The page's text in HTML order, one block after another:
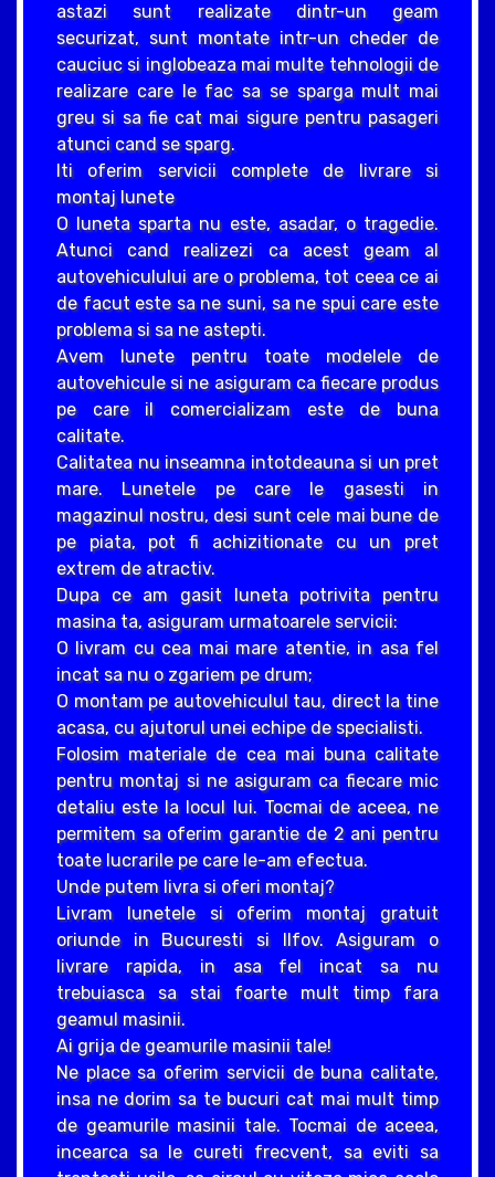
astazi sunt realizate dintr-un geam
securizat, sunt montate intr-un cheder de
cauciuc si inglobeaza mai multe tehnologii de
realizare care le fac sa se sparga mult mai
greu si sa fie cat mai sigure pentru pasageri
atunci cand se sparg.
Iti oferim servicii complete de livrare si
montaj lunete
O luneta sparta nu este, asadar, o tragedie.
Atunci cand realizezi ca acest geam al
autovehiculului are o problema, tot ceea ce ai
de facut este sa ne suni, sa ne spui care este
problema si sa ne astepti.
Avem lunete pentru toate modelele de
autovehicule si ne asiguram ca fiecare produs
pe care il comercializam este de buna
calitate.
Calitatea nu inseamna intotdeauna si un pret
mare. Lunetele pe care le gasesti in
magazinul nostru, desi sunt cele mai bune de
pe piata, pot fi achizitionate cu un pret
extrem de atractiv.
Dupa ce am gasit luneta potrivita pentru
masina ta, asiguram urmatoarele servicii:
O livram cu cea mai mare atentie, in asa fel
incat sa nu o zgariem pe drum;
O montam pe autovehiculul tau, direct la tine
acasa, cu ajutorul unei echipe de specialisti.
Folosim materiale de cea mai buna calitate
pentru montaj si ne asiguram ca fiecare mic
detaliu este la locul lui. Tocmai de aceea, ne
permitem sa oferim garantie de 2 ani pentru
toate lucrarile pe care le-am efectua.
Unde putem livra si oferi montaj?
Livram lunetele si oferim montaj gratuit
oriunde in Bucuresti si Ilfov. Asiguram o
livrare rapida, in asa fel incat sa nu
trebuiasca sa stai foarte mult timp fara
geamul masinii.
Ai grija de geamurile masinii tale!
Ne place sa oferim servicii de buna calitate,
insa ne dorim sa te bucuri cat mai mult timp
de geamurile masinii tale. Tocmai de aceea,
incearca sa le cureti frecvent, sa eviti sa